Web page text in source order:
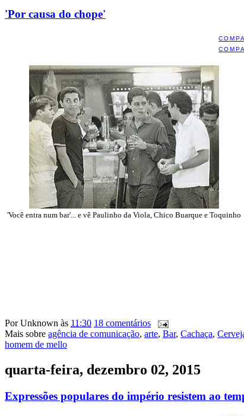
'Por causa do chope'
'Você entra num bar'... e vê Paulinho da Viola, Chico Buarque e Toquinho
PorUnknown às 11:30 18 comentários
Mais sobre agência de comunicação, arte, Bar, Cachaça,
homem de mello
quarta-feira, dezembro 02, 2015
Expressões populares do império resistem ao